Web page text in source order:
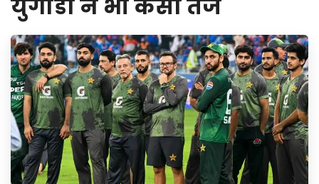
युगांडा ने भी कसा तंज